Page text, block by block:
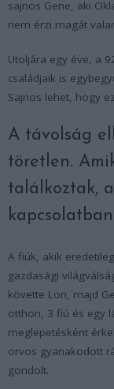
sajnos Gene, aki
nem érzi magát
Utoljára egy éve, a
családjaik is
Sajnos lehet, hogy
A távolság
töretlen.
találkoztak,
A fiúk, akik
gazdasági
követte Lon, majd
otthon, 3 fiú és egy
meglepetésként
orvos gyanakodott
gondolt.